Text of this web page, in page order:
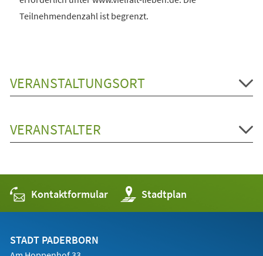
Teilnehmendenzahl ist begrenzt.
VERANSTALTUNGSORT
VERANSTALTER
Kontaktformular Stadtplan
(Öffnet
in
einem
STADT PADERBORN